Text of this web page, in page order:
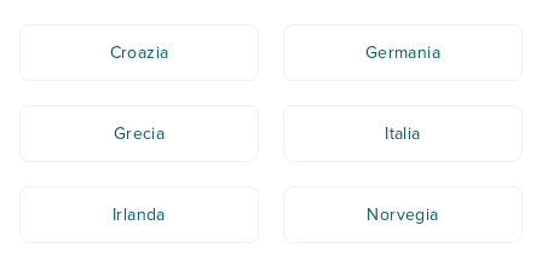
Croazia Germania
Grecia Italia
Irlanda Norvegia